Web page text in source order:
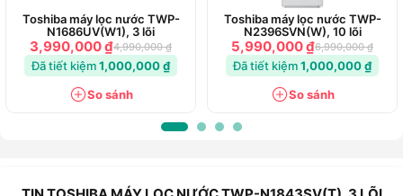
Toshiba máy lọc nước TWP-
N1686UV(W1), 3 lõi
3,990,000 ₫4,990,000 ₫
Đã tiết kiệm1,000,000 ₫
So sánh
Toshiba máy lọc nước TWP-
N2396SVN(W), 10 lõi
5,990,000 ₫6,990,000 ₫
Đã tiết kiệm1,000,000 ₫
So sánh